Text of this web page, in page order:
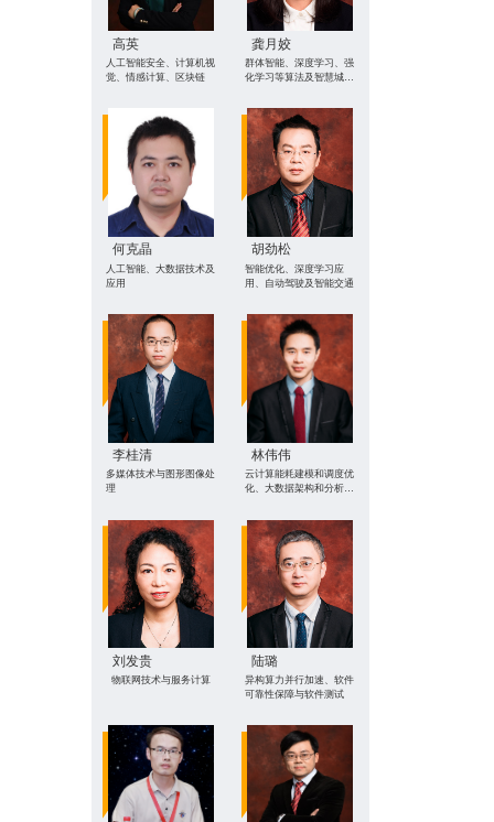
高英
人工智能安全、计算机视
觉、情感计算、区块链
龚月姣
群体智能、深度学习、强
化学习等算法及智慧城市
何克晶
人工智能、大数据技术及
应用
胡劲松
智能优化、深度学习应
用、自动驾驶及智能交通
李桂清
多媒体技术与图形图像处
理
林伟伟
云计算能耗建模和调度优
化、大数据架构和分析算
刘发贵
物联网技术与服务计算
陆璐
异构算力并行加速、软件
可靠性保障与软件测试